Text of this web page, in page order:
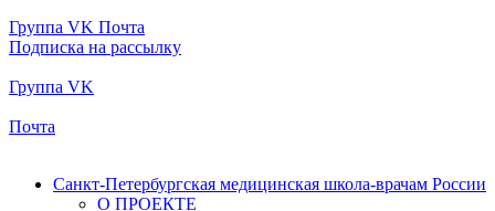
Группа VK Почта
Подписка на рассылку
Группа VK
Почта
Санкт-Петербургская медицинская школа-врачам России
О ПРОЕКТЕ